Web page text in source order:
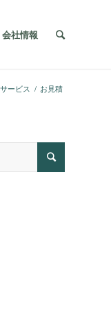
会社情報
ービス / お見積